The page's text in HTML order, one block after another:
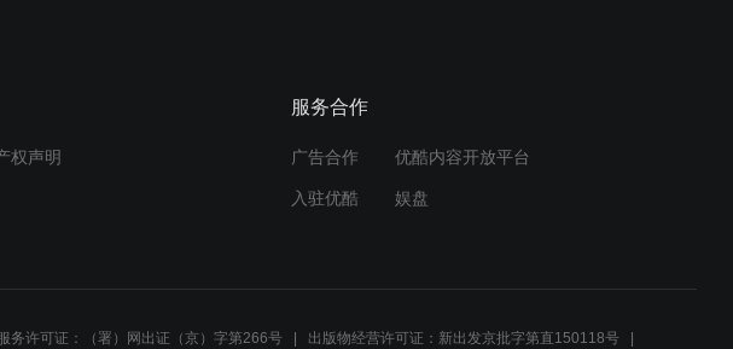
权声明
服务合作
广告合作 优酷内容开放平台
入驻优酷 娱盘
务许可证：（署）网出证（京）字第266号 出版物经营许可证：新出发京批字第直150118号